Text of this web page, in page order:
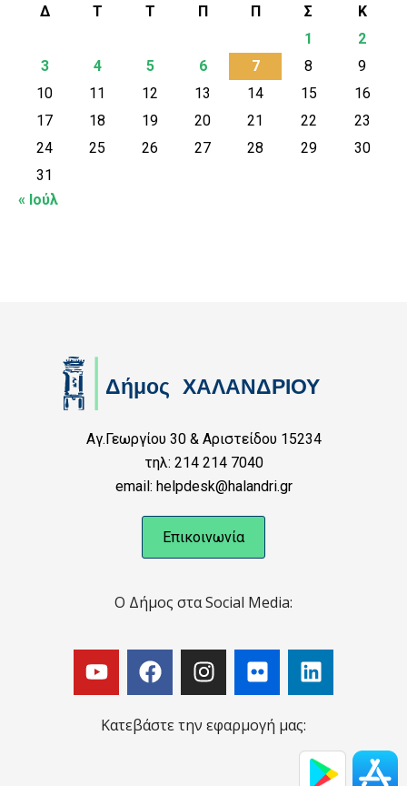
Δ Τ Τ Π Π Σ
Κ
1
2
3
4 5 6 7 8
9
10
11 12 13 14 15
16
17
18 19 20 21 22
23
24
25 26 27 28 29
30
31
« Ιούλ
Αγ.Γεωργίου 30 & Αριστείδου 15234
τηλ: 214 214 7040
email: helpdesk@halandri.gr
Επικοινωνία
Ο Δήμος στα Social Media:
Κατεβάστε την εφαρμογή μας: